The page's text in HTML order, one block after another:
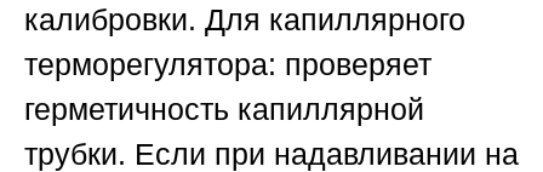
калибровки. Для капиллярного
терморегулятора: проверяет
герметичность капиллярной
трубки. Если при надавливании на